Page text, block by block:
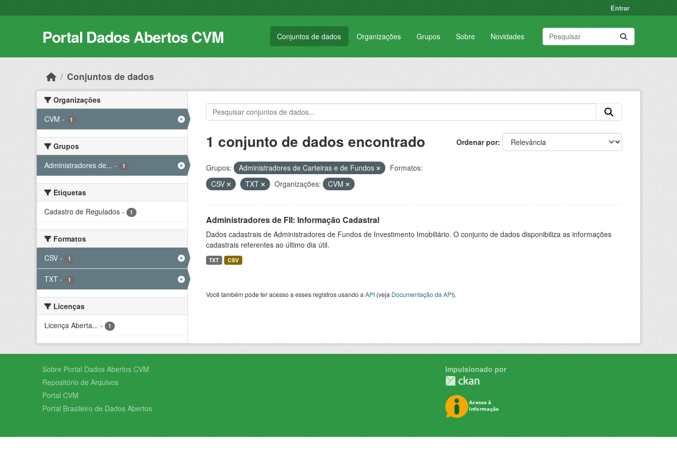
Entrar
Portal Dados Abertos CVM Conjuntos de dados Organizações Grupos Sobre Novidades
Conjuntos de dados
Organizações
CVM - 1
Grupos
Administradores de... - 1
Etiquetas
Cadastro de Regulados - 1
Formatos
CSV - 1
TXT - 1
Licenças
Licença Aberta... - 1
Ordenar por
1 conjunto de dados encontrado
Grupos: Administradores de Carteiras e de Fundos
Formatos:
CSV
TXT Organizações: CVM
Administradores de FII: Informação Cadastral
Dados cadastrais de Administradores de Fundos de Investimento Imobiliário. O conjunto de dados disponibiliza as informações
cadastrais referentes ao último dia útil.
TXT CSV
Você também pode ter acesso a esses registros usando a API(veja Documentação da API).
Sobre Portal Dados Abertos CVM
Repositório de Arquivos
Portal CVM
Portal Brasileiro de Dados Abertos
Impulsionado por